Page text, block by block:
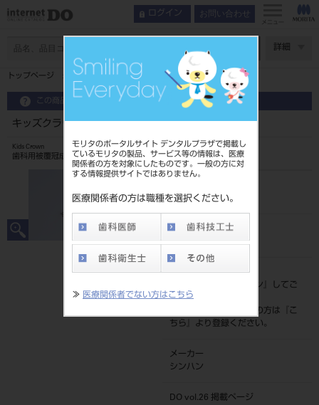
モリタのポータルサイト デンタルプラザで掲載し
ているモリタの製品、サービス等の情報は、医療
関係者の方を対象にしたものです。一般の方に対
する情報提供サイトではありません。
医療関係者の方は職種を選択ください。
≫ 医療関係者でない方はこちら
ログイン お問い合わせ
メニュー
詳細
トップページ キッズクラウン with リング 10入 上顎左側D2
この商品に関するお問い合わせ
キッズクラウン with リング 10入 上顎左側D2
Kids Crown
歯科用被覆冠成形品
206240008D2
JAN/EANコード
標準価格
ログイン
』してご
覧ください。
ネット会員登録がまだの方は『
こ
ちら
』より登録ください。
メーカー
シンハン
DO vol.26 掲載ページ